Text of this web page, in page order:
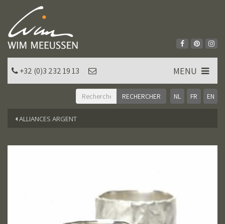
NL FR EN
+32 (0)3 232 19 13 MENU
ALLIANCES ARGENT